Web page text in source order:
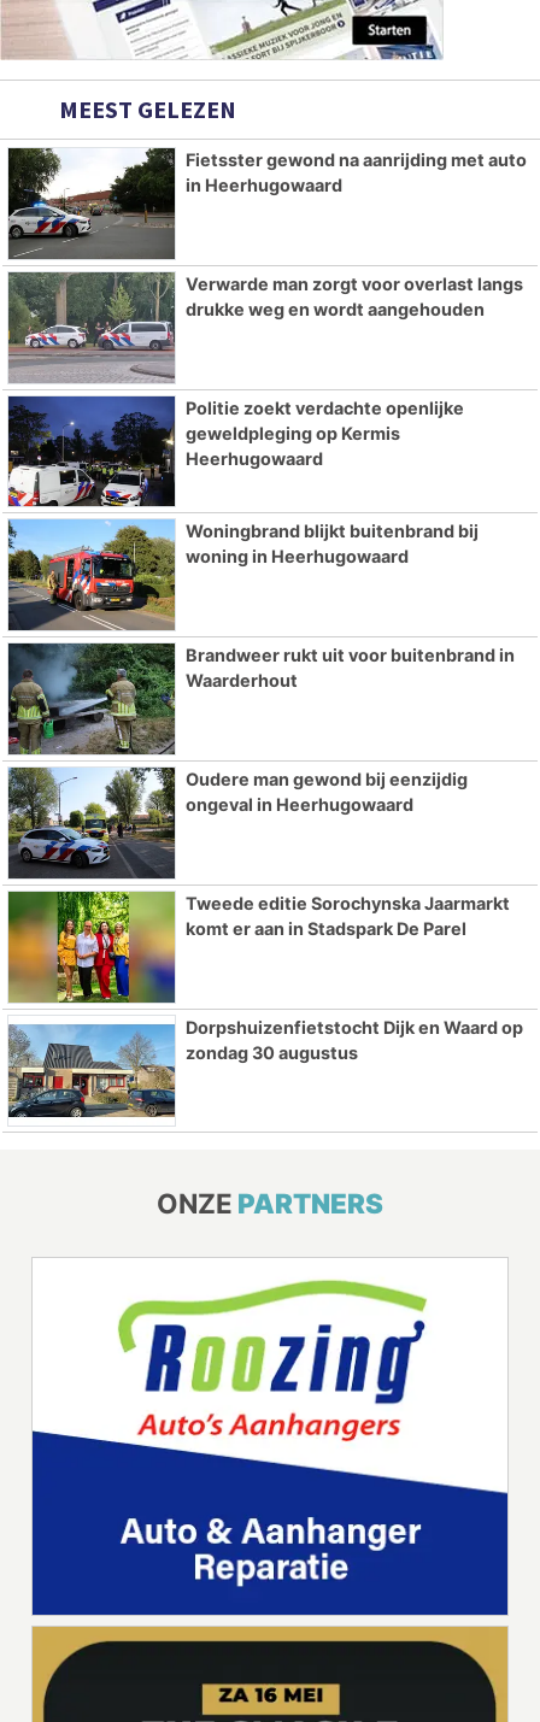
MEEST GELEZEN
Fietsster gewond na aanrijding met auto
in Heerhugowaard
Verwarde man zorgt voor overlast langs
drukke weg en wordt aangehouden
Politie zoekt verdachte openlijke
geweldpleging op Kermis
Heerhugowaard
Woningbrand blijkt buitenbrand bij
woning in Heerhugowaard
Brandweer rukt uit voor buitenbrand in
Waarderhout
Oudere man gewond bij eenzijdig
ongeval in Heerhugowaard
Tweede editie Sorochynska Jaarmarkt
komt er aan in Stadspark De Parel
Dorpshuizenfietstocht Dijk en Waard op
zondag 30 augustus
ONZE PARTNERS